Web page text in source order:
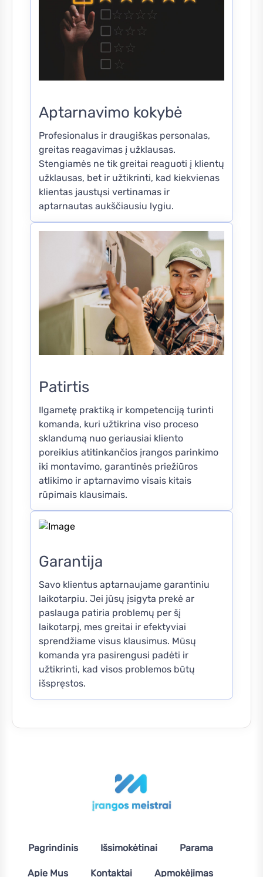
Aptarnavimo kokybė
Profesionalus ir draugiškas personalas,
greitas reagavimas į užklausas.
Stengiamės ne tik greitai reaguoti į klientų
užklausas, bet ir užtikrinti, kad kiekvienas
klientas jaustųsi vertinamas ir
aptarnautas aukščiausiu lygiu.
Patirtis
Ilgametę praktiką ir kompetenciją turinti
komanda, kuri užtikrina viso proceso
sklandumą nuo geriausiai kliento
poreikius atitinkančios įrangos parinkimo
iki montavimo, garantinės priežiūros
atlikimo ir aptarnavimo visais kitais
rūpimais klausimais.
Garantija
Savo klientus aptarnaujame garantiniu
laikotarpiu. Jei jūsų įsigyta prekė ar
paslauga patiria problemų per šį
laikotarpį, mes greitai ir efektyviai
sprendžiame visus klausimus. Mūsų
komanda yra pasirengusi padėti ir
užtikrinti, kad visos problemos būtų
išspręstos.
Pagrindinis Išsimokėtinai Parama
Apie Mus Kontaktai Apmokėjimas